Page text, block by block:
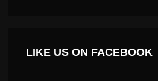
LIKE US ON FACEBOOK